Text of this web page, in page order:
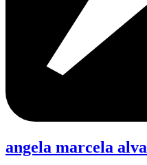
angela marcela